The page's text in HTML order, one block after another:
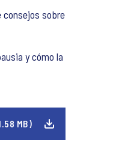
consejos sobre
y cómo la
MB)